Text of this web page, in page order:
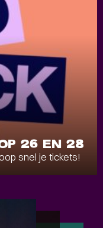
26 EN 28
snel je tickets!